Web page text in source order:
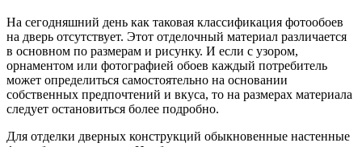
На сегодняшний день как таковая классификация фотообоев
на дверь отсутствует. Этот отделочный материал различается
в основном по размерам и рисунку. И если с узором,
орнаментом или фотографией обоев каждый потребитель
может определиться самостоятельно на основании
собственных предпочтений и вкуса, то на размерах материала
следует остановиться более подробно.
Для отделки дверных конструкций обыкновенные настенные